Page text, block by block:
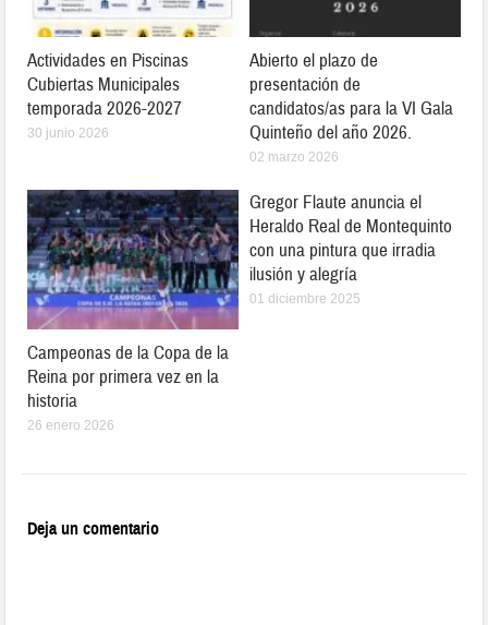
Actividades en Piscinas
Cubiertas Municipales
temporada 2026-2027
30 junio 2026
Abierto el plazo de
presentación de
candidatos/as para la VI Gala
Quinteño del año 2026.
02 marzo 2026
Campeonas de la Copa de la
Reina por primera vez en la
historia
26 enero 2026
Gregor Flaute anuncia el
Heraldo Real de Montequinto
con una pintura que irradia
ilusión y alegría
01 diciembre 2025
Deja un comentario